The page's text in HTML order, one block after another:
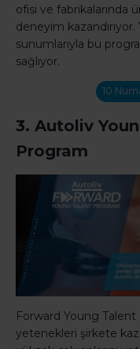
ofisi ve fabrikalarında
deneyim
sunumlarıyla bu
sağlıyor.
10
3. Autoliv
Program
Forward Young
yetenekleri şirkete